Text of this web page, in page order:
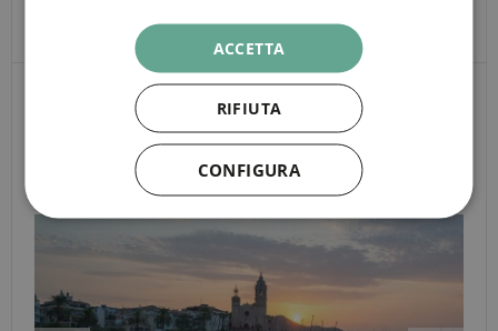
ALTRI PUNTI DI
INTERESSE
ACCETTA
RIFIUTA
CONFIGURA